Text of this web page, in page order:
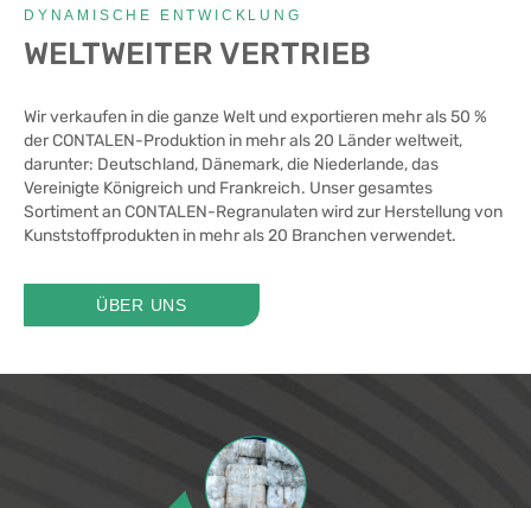
DYNAMISCHE ENTWICKLUNG
WELTWEITER VERTRIEB
Wir verkaufen in die ganze Welt und exportieren mehr als 50 %
der CONTALEN-Produktion in mehr als 20 Länder weltweit,
darunter: Deutschland, Dänemark, die Niederlande, das
Vereinigte Königreich und Frankreich. Unser gesamtes
Sortiment an CONTALEN-Regranulaten wird zur Herstellung von
Kunststoffprodukten in mehr als 20 Branchen verwendet.
ÜBER UNS